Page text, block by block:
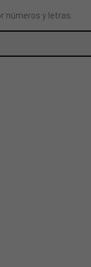
números y letras.